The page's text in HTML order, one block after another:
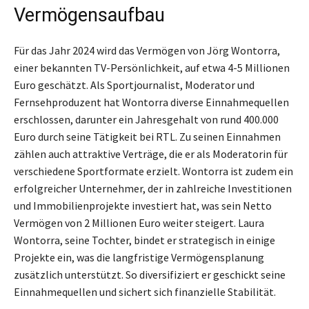
Vermögensaufbau
Für das Jahr 2024 wird das Vermögen von Jörg Wontorra,
einer bekannten TV-Persönlichkeit, auf etwa 4-5 Millionen
Euro geschätzt. Als Sportjournalist, Moderator und
Fernsehproduzent hat Wontorra diverse Einnahmequellen
erschlossen, darunter ein Jahresgehalt von rund 400.000
Euro durch seine Tätigkeit bei RTL. Zu seinen Einnahmen
zählen auch attraktive Verträge, die er als Moderatorin für
verschiedene Sportformate erzielt. Wontorra ist zudem ein
erfolgreicher Unternehmer, der in zahlreiche Investitionen
und Immobilienprojekte investiert hat, was sein Netto
Vermögen von 2 Millionen Euro weiter steigert. Laura
Wontorra, seine Tochter, bindet er strategisch in einige
Projekte ein, was die langfristige Vermögensplanung
zusätzlich unterstützt. So diversifiziert er geschickt seine
Einnahmequellen und sichert sich finanzielle Stabilität.